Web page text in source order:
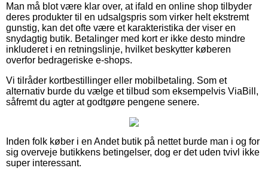
Man må blot være klar over, at ifald en online shop tilbyder
deres produkter til en udsalgspris som virker helt ekstremt
gunstig, kan det ofte være et karakteristika der viser en
snydagtig butik. Betalinger med kort er ikke desto mindre
inkluderet i en retningslinje, hvilket beskytter køberen
overfor bedrageriske e-shops.
Vi tilråder kortbestillinger eller mobilbetaling. Som et
alternativ burde du vælge et tilbud som eksempelvis ViaBill,
såfremt du agter at godtgøre pengene senere.
Inden folk køber i en Andet butik på nettet burde man i og for
sig overveje butikkens betingelser, dog er det uden tvivl ikke
super interessant.